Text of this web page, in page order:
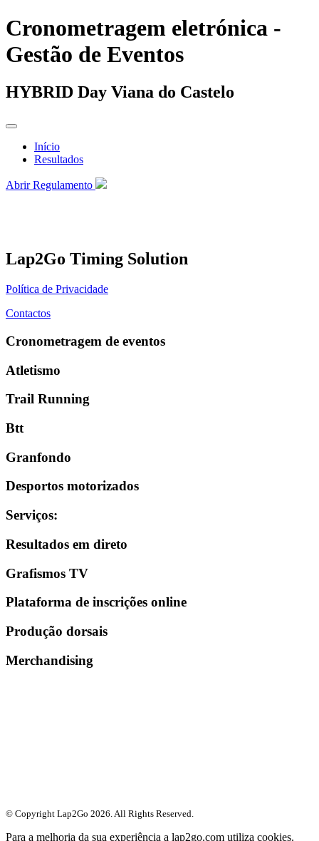
Cronometragem eletrónica -
Gestão de Eventos
HYBRID Day Viana do Castelo
Início
Resultados
Abrir Regulamento
Lap2Go Timing Solution
Política de Privacidade
Contactos
Cronometragem de eventos
Atletismo
Trail Running
Btt
Granfondo
Desportos motorizados
Serviços:
Resultados em direto
Grafismos TV
Plataforma de inscrições online
Produção dorsais
Merchandising
© Copyright Lap2Go 2026. All Rights Reserved.
Para a melhoria da sua experiência a lap2go.com utiliza cookies.